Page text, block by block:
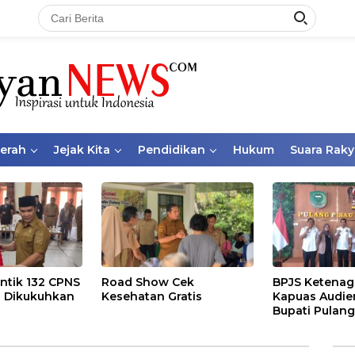
Jejak Kita Pendidikan Hukum Suara
132 CPNS
Dikukuhkan
Road Show Cek
Kesehatan Gratis
BPJS
Kapuas
Bupati